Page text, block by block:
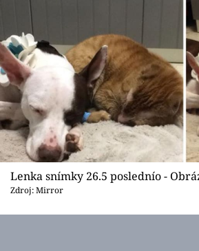
Lenka snímky 26.5 poslednío -
Zdroj: Mirror